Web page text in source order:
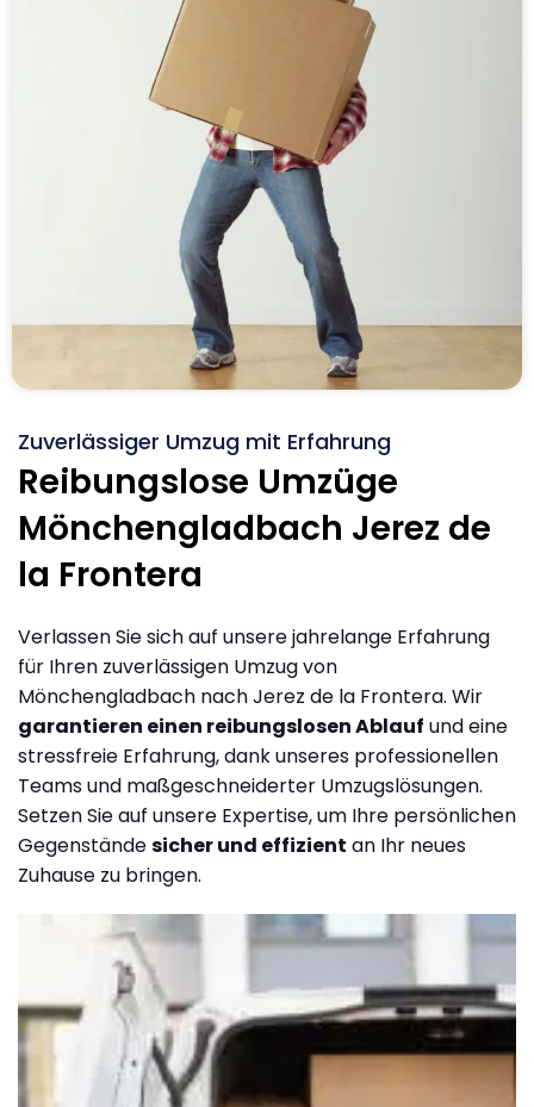
Zuverlässiger Umzug mit Erfahrung
Reibungslose Umzüge
Mönchengladbach Jerez de
la Frontera
Verlassen Sie sich auf unsere jahrelange Erfahrung
für Ihren zuverlässigen Umzug von
Mönchengladbach nach Jerez de la Frontera. Wir
garantieren einen reibungslosen Ablauf und eine
stressfreie Erfahrung, dank unseres professionellen
Teams und maßgeschneiderter Umzugslösungen.
Setzen Sie auf unsere Expertise, um Ihre persönlichen
Gegenständesicher und effizient an Ihr neues
Zuhause zu bringen.